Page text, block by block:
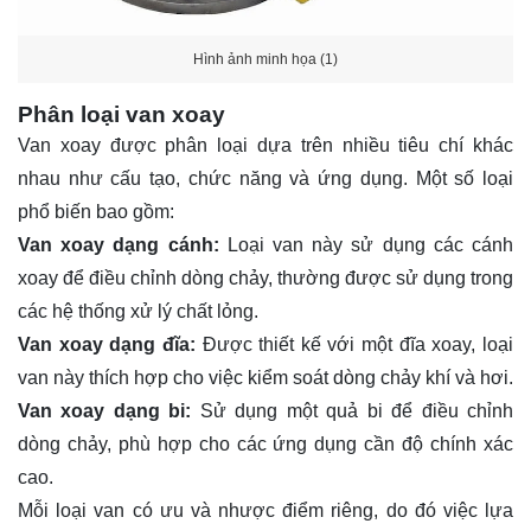
Hình ảnh minh họa (1)
Phân loại van xoay
Van xoay được phân loại dựa trên nhiều tiêu chí khác
nhau như cấu tạo, chức năng và ứng dụng. Một số loại
phổ biến bao gồm:
Van xoay dạng cánh: Loại van này sử dụng các cánh
xoay để điều chỉnh dòng chảy, thường được sử dụng trong
các hệ thống xử lý chất lỏng.
Van xoay dạng đĩa: Được thiết kế với một đĩa xoay, loại
van này thích hợp cho việc kiểm soát dòng chảy khí và hơi.
Van xoay dạng bi: Sử dụng một quả bi để điều chỉnh
dòng chảy, phù hợp cho các ứng dụng cần độ chính xác
cao.
Mỗi loại van có ưu và nhược điểm riêng, do đó việc lựa